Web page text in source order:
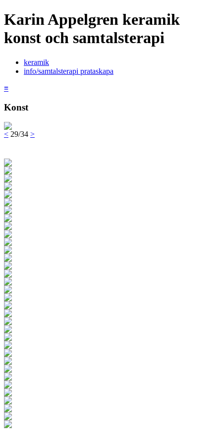
Karin Appelgren keramik
konst och samtalsterapi
keramik
info/samtalsterapi prataskapa
≡
Konst
< 29/34 >